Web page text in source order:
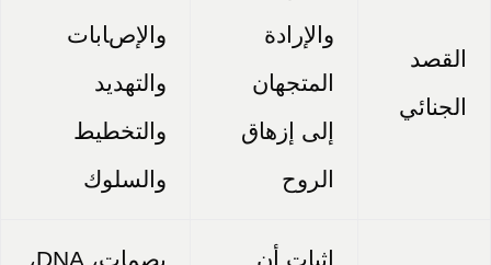
القصد
الجنائي
والإرادة
المتجهان
إلى إزهاق
الروح
والإصابات
والتهديد
والتخطيط
والسلوك
إثبات أن بصمات، DNA،